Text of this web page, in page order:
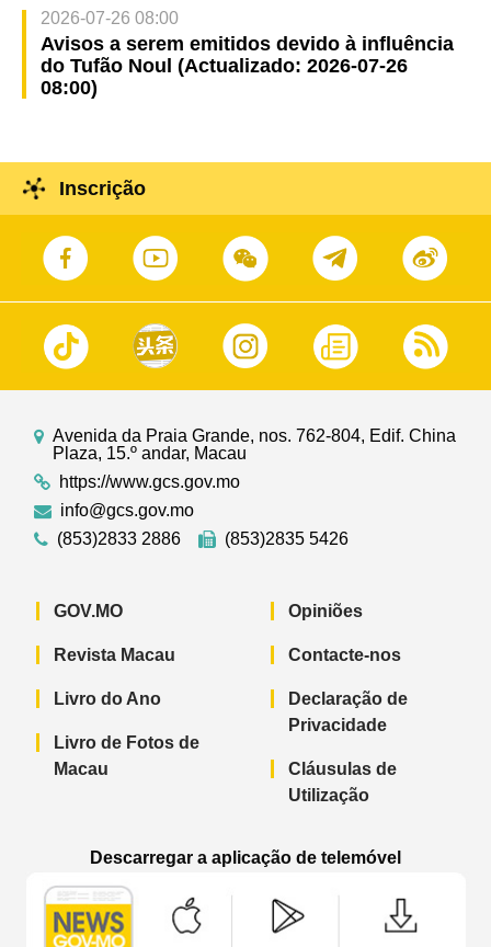
2026-07-26 08:00
Avisos a serem emitidos devido à influência
do Tufão Noul (Actualizado: 2026-07-26
08:00)
Inscrição
Avenida da Praia Grande, nos. 762-804, Edif. China
Plaza, 15.º andar, Macau
https://www.gcs.gov.mo
info@gcs.gov.mo
(853)2833 2886
(853)2835 5426
GOV.MO
Revista Macau
Livro do Ano
Livro de Fotos de
Macau
Opiniões
Contacte-nos
Declaração de
Privacidade
Cláusulas de
Utilização
Descarregar a aplicação de telemóvel